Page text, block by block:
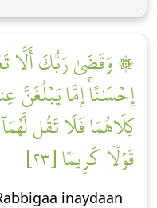
۞ وَقَضَىٰ رَبُّكَ أَلَّا
إِحۡسَٰنًاۚ إِمَّا يَبۡلُغَنَّ
كِلَاهُمَا فَلَا تَقُل
قَوۡلٗا كَرِيمٗا [٢٣]
inaydaan